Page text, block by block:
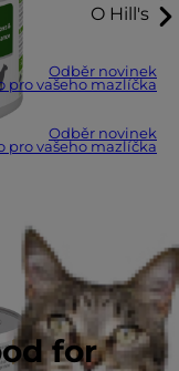
O Hill's
Odběr novinek
pro vašeho mazlíčka
Odběr novinek
pro vašeho mazlíčka
for